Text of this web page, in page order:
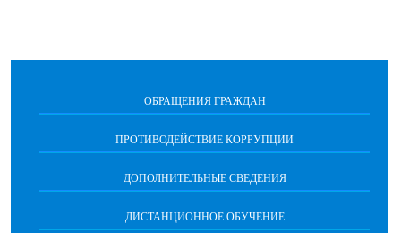
ОБРАЩЕНИЯ ГРАЖДАН
ПРОТИВОДЕЙСТВИЕ КОРРУПЦИИ
ДОПОЛНИТЕЛЬНЫЕ СВЕДЕНИЯ
ДИСТАНЦИОННОЕ ОБУЧЕНИЕ